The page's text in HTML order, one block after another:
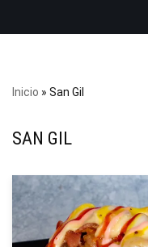
Inicio » San Gil
SAN GIL